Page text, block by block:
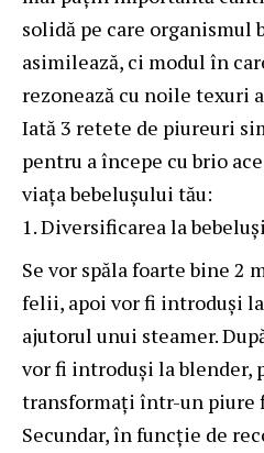
solidă pe care organismul
asimilează, ci modul în
rezonează cu noile texuri
Iată 3 retete de piureuri
pentru a începe cu brio
viața bebelușului tău:
Diversificarea la
Se vor spăla foarte bine 2
felii, apoi vor fi introduși
ajutorul unui steamer.
vor fi introduși la blender,
transformați într-un piure
Secundar, în funcție de